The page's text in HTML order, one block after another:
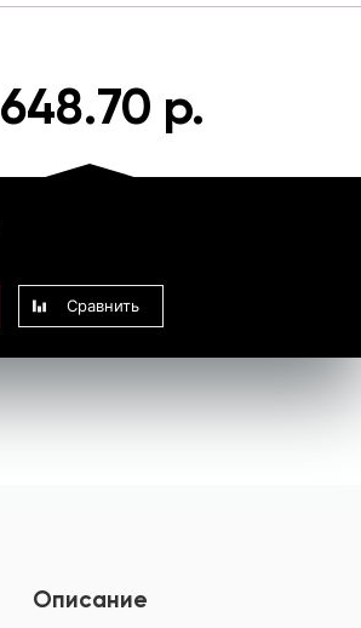
648.70 р.
Сравнить
Описание